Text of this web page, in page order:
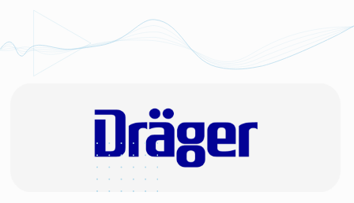
— передовые медицинские
приборы, технологии, комплексные решения
для поддержки клинических процессов
и обеспечения эффективного и экономического
лечения пациентов во всех областях
здравоохранения от неотложной помощи,